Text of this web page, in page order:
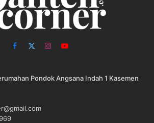
Facebook
X
InstagramYouTube
Pondok Angsana Indah 1 Kasemen